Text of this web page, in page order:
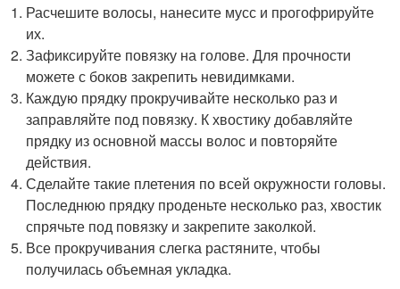
Расчешите волосы, нанесите мусс и прогофрируйте
их.
Зафиксируйте повязку на голове. Для прочности
можете с боков закрепить невидимками.
Каждую прядку прокручивайте несколько раз и
заправляйте под повязку. К хвостику добавляйте
прядку из основной массы волос и повторяйте
действия.
Сделайте такие плетения по всей окружности головы.
Последнюю прядку проденьте несколько раз, хвостик
спрячьте под повязку и закрепите заколкой.
Все прокручивания слегка растяните, чтобы
получилась объемная укладка.